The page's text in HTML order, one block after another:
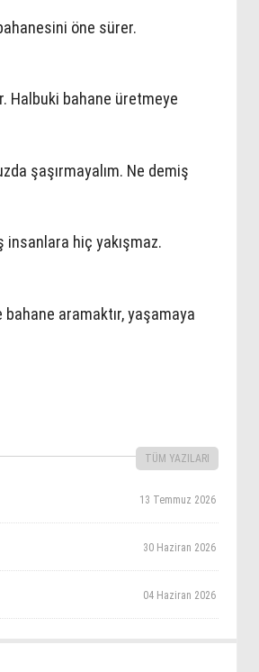
öne sürer.
Halbuki bahane üretmeye
şaşırmayalım. Ne demiş
insanlara hiç yakışmaz.
aramaktır, yaşamaya
TÜM YAZILARI
13 Temmuz 2026
30 Haziran 2026
04 Haziran 2026